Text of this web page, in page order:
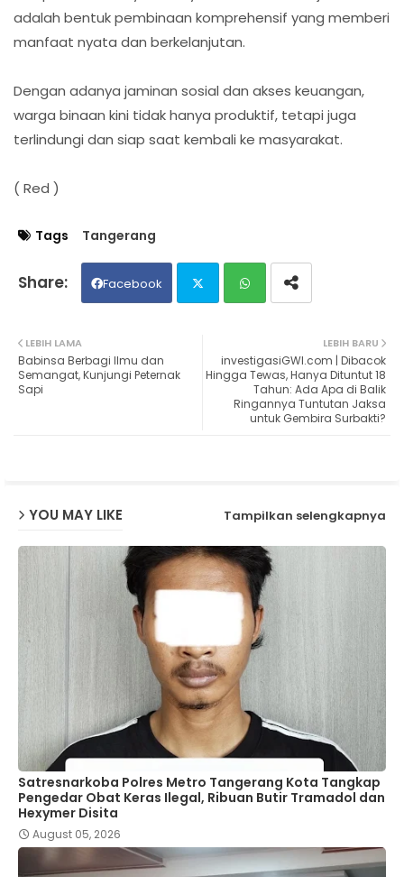
adalah bentuk pembinaan komprehensif yang memberi
manfaat nyata dan berkelanjutan.
Dengan adanya jaminan sosial dan akses keuangan,
warga binaan kini tidak hanya produktif, tetapi juga
terlindungi dan siap saat kembali ke masyarakat.
( Red )
Tags Tangerang
Facebook
ats
ap
LEBIH BARU
investigasiGWI.com | Dibacok
Hingga Tewas, Hanya Dituntut 18
Tahun: Ada Apa di Balik
Ringannya Tuntutan Jaksa
untuk Gembira Surbakti?
LEBIH LAMA
Babinsa Berbagi Ilmu dan
Semangat, Kunjungi Peternak
Sapi
YOU MAY LIKE Tampilkan selengkapnya
Satresnarkoba Polres Metro Tangerang Kota Tangkap
Pengedar Obat Keras Ilegal, Ribuan Butir Tramadol dan
Hexymer Disita
August 05, 2026